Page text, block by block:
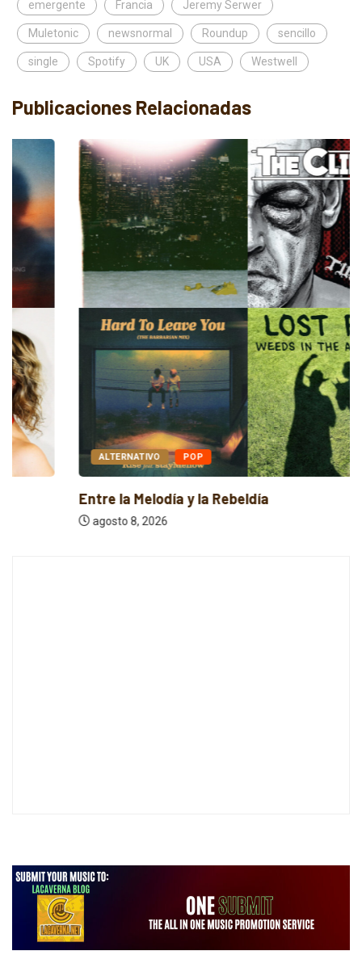
emergente Francia Jeremy Serwer
Muletonic newsnormal Roundup sencillo
single Spotify UK USA Westwell
Publicaciones Relacionadas
ALTERNATIVO POP
Entre la Melodía y la Rebeldía
agosto 8, 2026